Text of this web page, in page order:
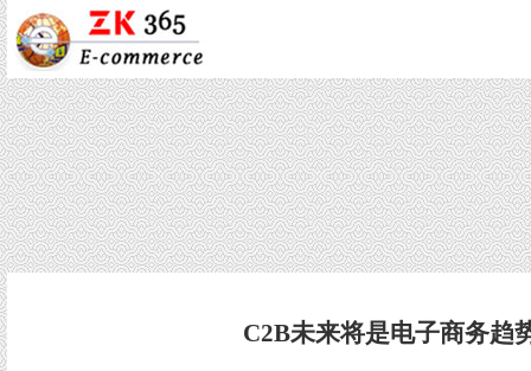
C2B未来将是电子商务趋